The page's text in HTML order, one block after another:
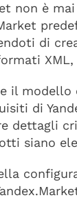
non è
di
XML,
il
di
dettagli
siano